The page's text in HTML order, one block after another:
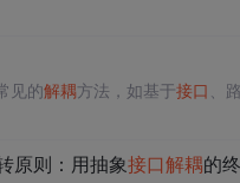
见的解耦方法，如基于接口 、
原则：用抽象接口解耦的